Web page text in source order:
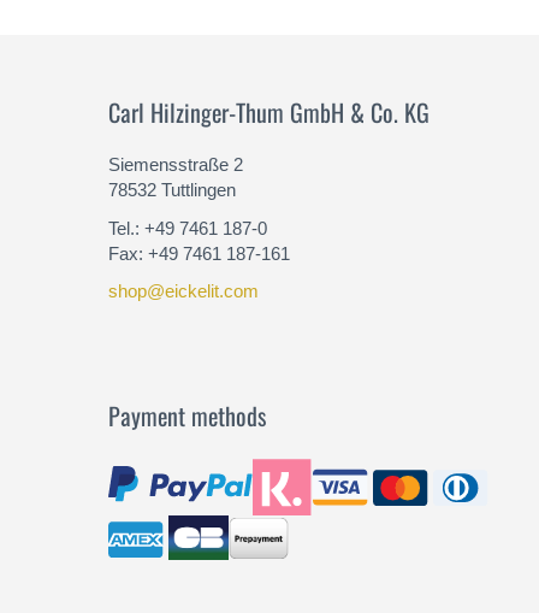
Carl Hilzinger-Thum GmbH & Co. KG
Siemensstraße 2
78532 Tuttlingen
Tel.: +49 7461 187-0
Fax: +49 7461 187-161
shop@eickelit.com
Payment methods